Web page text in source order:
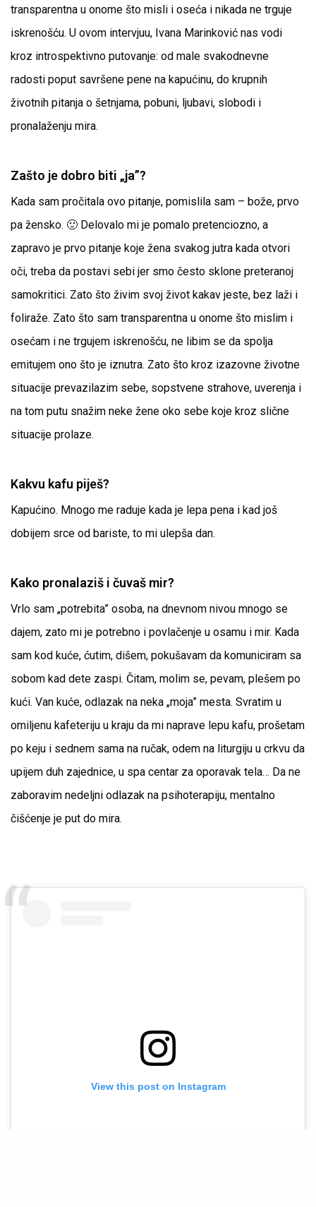
transparentna u onome što misli i oseća i nikada ne trguje
iskrenošću. U ovom intervjuu, Ivana Marinković nas vodi
kroz introspektivno putovanje: od male svakodnevne
radosti poput savršene pene na kapućinu, do krupnih
životnih pitanja o šetnjama, pobuni, ljubavi, slobodi i
pronalaženju mira.
Zašto je dobro biti „ja”?
Kada sam pročitala ovo pitanje, pomislila sam – bože, prvo
pa žensko. 🙂 Delovalo mi je pomalo pretenciozno, a
zapravo je prvo pitanje koje žena svakog jutra kada otvori
oči, treba da postavi sebi jer smo često sklone preteranoj
samokritici. Zato što živim svoj život kakav jeste, bez laži i
foliraže. Zato što sam transparentna u onome što mislim i
osećam i ne trgujem iskrenošću, ne libim se da spolja
emitujem ono što je iznutra. Zato što kroz izazovne životne
situacije prevazilazim sebe, sopstvene strahove, uverenja i
na tom putu snažim neke žene oko sebe koje kroz slične
situacije prolaze.
Kakvu kafu piješ?
Kapućino. Mnogo me raduje kada je lepa pena i kad još
dobijem srce od bariste, to mi ulepša dan.
Kako pronalaziš i čuvaš mir?
Vrlo sam „potrebita” osoba, na dnevnom nivou mnogo se
dajem, zato mi je potrebno i povlačenje u osamu i mir. Kada
sam kod kuće, ćutim, dišem, pokušavam da komuniciram sa
sobom kad dete zaspi. Čitam, molim se, pevam, plešem po
kući. Van kuće, odlazak na neka „moja” mesta. Svratim u
omiljenu kafeteriju u kraju da mi naprave lepu kafu, prošetam
po keju i sednem sama na ručak, odem na liturgiju u crkvu da
upijem duh zajednice, u spa centar za oporavak tela… Da ne
zaboravim nedeljni odlazak na psihoterapiju, mentalno
čišćenje je put do mira.
View this post on Instagram